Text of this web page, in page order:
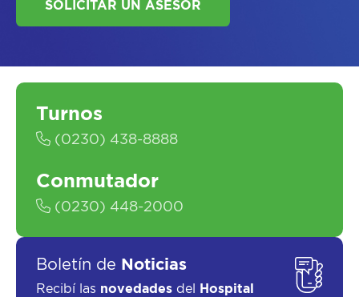
SOLICITAR UN ASESOR
Turnos
(0230) 438-8888
Conmutador
(0230) 448-2000
Boletín de Noticias
Recibí las novedades del
Hospital